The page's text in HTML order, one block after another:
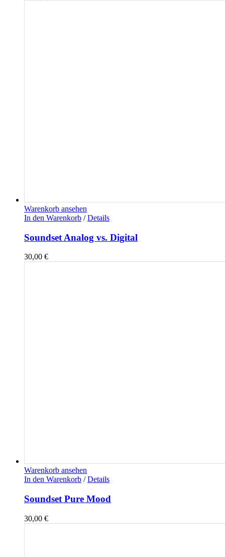
Warenkorb ansehen
In den Warenkorb / Details
Soundset Analog vs. Digital
30,00 €
Warenkorb ansehen
In den Warenkorb / Details
Soundset Pure Mood
30,00 €